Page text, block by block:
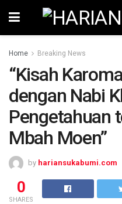
Home Breaking News
“Kisah
dengan Nabi
Pengetahuan
Mbah Moen”
by hariansukabumi.com
0
SHARES